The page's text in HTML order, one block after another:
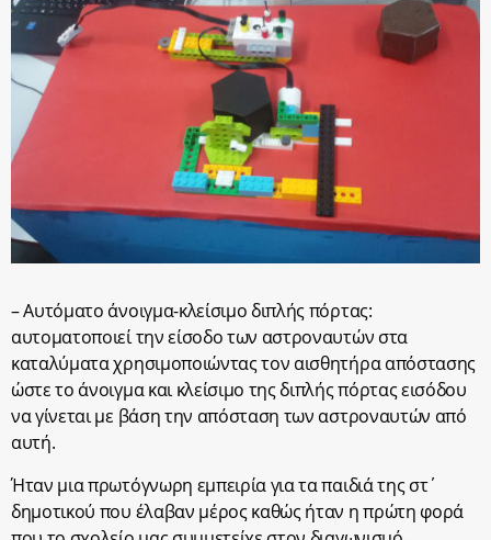
– Αυτόματο άνοιγμα-κλείσιμο διπλής πόρτας:
αυτοματοποιεί την είσοδο των αστροναυτών στα
καταλύματα χρησιμοποιώντας τον αισθητήρα απόστασης
ώστε το άνοιγμα και κλείσιμο της διπλής πόρτας εισόδου
να γίνεται με βάση την απόσταση των αστροναυτών από
αυτή.
Ήταν μια πρωτόγνωρη εμπειρία για τα παιδιά της στ΄
δημοτικού που έλαβαν μέρος καθώς ήταν η πρώτη φορά